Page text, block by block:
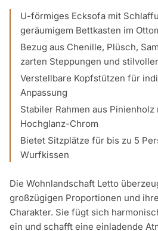
U-förmiges Ecksofa mit
geräumigem Bettkasten im
Bezug aus Chenille, Plüsch,
zarten Steppungen und
Verstellbare Kopfstützen für
Anpassung
Stabiler Rahmen aus
Hochglanz-Chrom
Bietet Sitzplätze für bis zu 5
Wurfkissen
Die Wohnlandschaft Letto
großzügigen Proportionen und
Charakter. Sie fügt sich
ein und schafft eine einladende